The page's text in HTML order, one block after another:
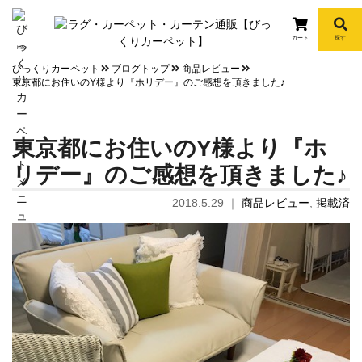
info
カート 探す
びっくりカーペット ブログトップ
商品レビュー
東京都にお住いのY様より『ホリデー』のご感想を頂きました♪
東京都にお住いのY様より『ホ
リデー』のご感想を頂きました♪
2018.5.29 ｜ 商品レビュー 掲載済